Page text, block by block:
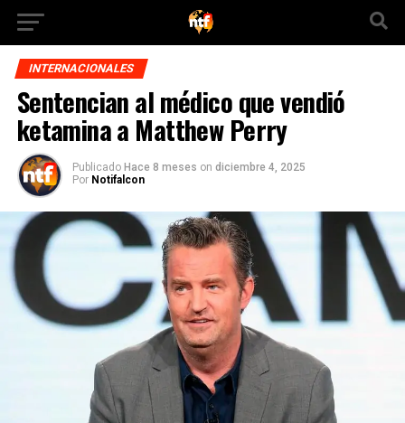
INTERNACIONALES
Sentencian al médico que vendió
ketamina a Matthew Perry
Publicado Hace 8 meses on diciembre 4, 2025
Por Notifalcon